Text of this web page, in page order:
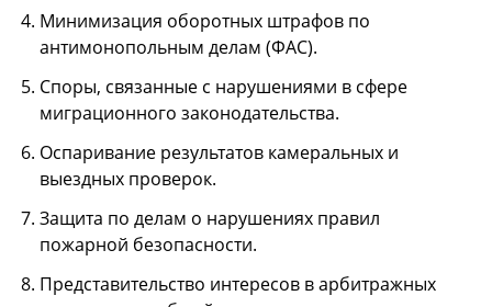
Минимизация оборотных штрафов по
антимонопольным делам (ФАС).
Споры, связанные с нарушениями в сфере
миграционного законодательства.
Оспаривание результатов камеральных и
выездных проверок.
Защита по делам о нарушениях правил
пожарной безопасности.
Представительство интересов в арбитражных